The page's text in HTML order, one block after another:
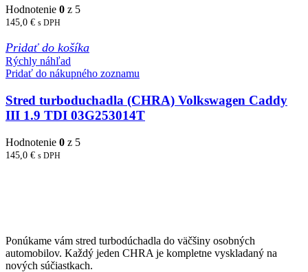
Hodnotenie 0 z 5
145,0 € s DPH
Pridať do košíka
Rýchly náhľad
Pridať do nákupného zoznamu
Stred turboduchadla (CHRA) Volkswagen Caddy
III 1.9 TDI 03G253014T
Hodnotenie 0 z 5
145,0 € s DPH
Ponúkame vám stred turbodúchadla do väčšiny osobných
automobilov. Každý jeden CHRA je kompletne vyskladaný na
nových súčiastkach.